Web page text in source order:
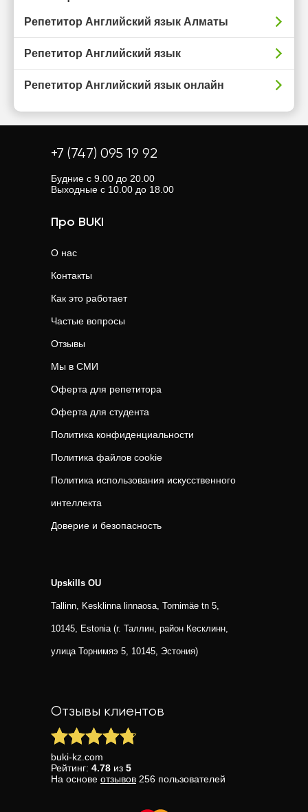
Репетитор Английский язык Алматы
Репетитор Английский язык
Репетитор Английский язык онлайн
+7 (747) 095 19 92
Будние с 9.00 до 20.00
Выходные с 10.00 до 18.00
Про BUKI
О нас
Контакты
Как это работает
Частые вопросы
Отзывы
Мы в СМИ
Оферта для репетитора
Оферта для студента
Политика конфиденциальности
Политика файлов cookie
Политика использования искусственного
интеллекта
Доверие и безопасность
Upskills OU
Tallinn, Kesklinna linnaosa, Tornimäe tn 5,
10145, Estonia (г. Таллин, район Кесклинн,
улица Торнимяэ 5, 10145, Эстония)
Отзывы клиентов
buki-kz.com
Рейтинг: 4.78 из 5
На основе отзывов 256 пользователей